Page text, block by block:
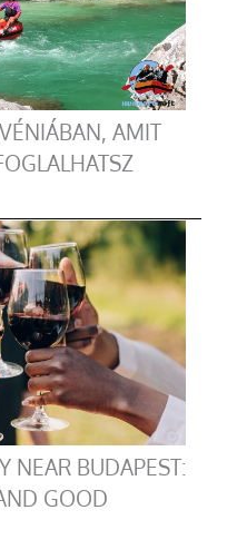
AMIT
NEAR BUDAPEST:
GOOD